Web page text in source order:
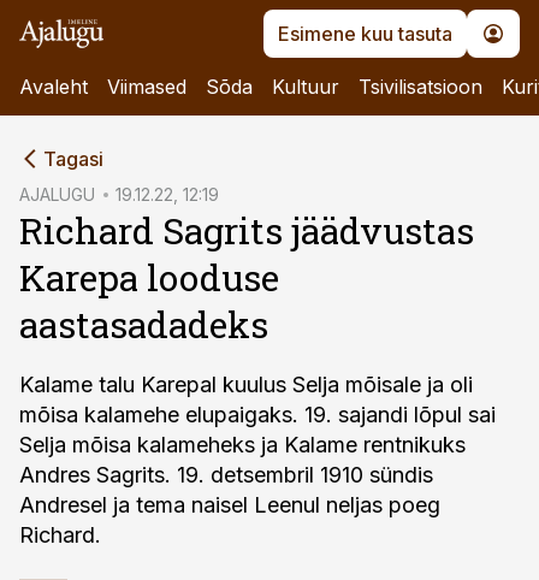
Esimene kuu tasuta
Avaleht Viimased Sõda Kultuur Tsivilisatsioon
Tagasi
AJALUGU 19.12.22, 12:19
Richard Sagrits jäädvustas
Karepa looduse
aastasadadeks
Kalame talu Karepal kuulus Selja mõisale ja oli
mõisa kalamehe elupaigaks. 19. sajandi lõpul sai
Selja mõisa kalameheks ja Kalame rentnikuks
Andres Sagrits. 19. detsembril 1910 sündis
Andresel ja tema naisel Leenul neljas poeg
Richard.